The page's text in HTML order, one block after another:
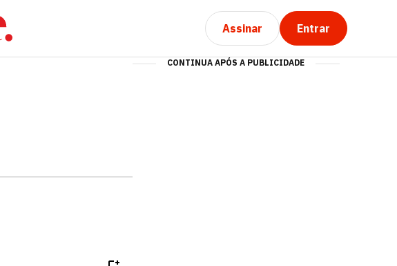
Assinar Entrar
CONTINUA APÓS A PUBLICIDADE